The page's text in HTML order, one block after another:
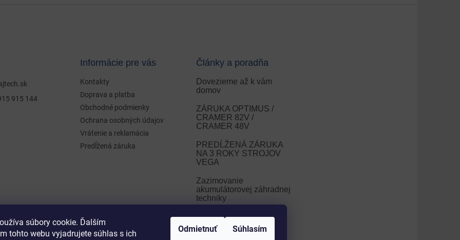
súbory cookie. Ďalším
tohto webu vyjadrujete súhlas s ich
Odmietnuť Súhlasím
915 144
Informácie pre vás
Kontakty
Doprava a platba
Obchodné podmienky
Ochrana osobných údajov
Vrátenie a reklamácia
Predĺžená záruka
Články a poradňa
Dovezieme až k vám
domov
ZÁRUKA OPTIMUS /
CRAMER 82V /
CRAMER 48V
PREDĹŽENÁ ZÁRUKA
NA 3 ROKY STROJOV
VEGA
Zazimovanie
akumulátorovej záhradnej
techniky
Zazimovanie trávnika